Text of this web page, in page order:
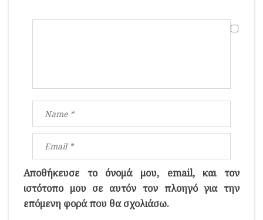
Αποθήκευσε το όνομά μου, email, και τον
ιστότοπο μου σε αυτόν τον πλοηγό για την
επόμενη φορά που θα σχολιάσω.